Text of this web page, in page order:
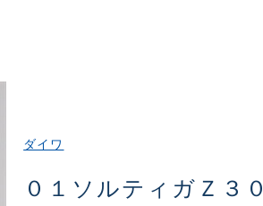
ダイワ
０１ソルティガＺ３０